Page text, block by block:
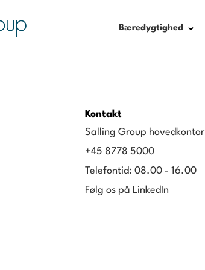
Bæredygtighed
Kontakt
Salling Group hovedkontor
+45 8778 5000
Telefontid: 08.00 - 16.00
Følg os på LinkedIn